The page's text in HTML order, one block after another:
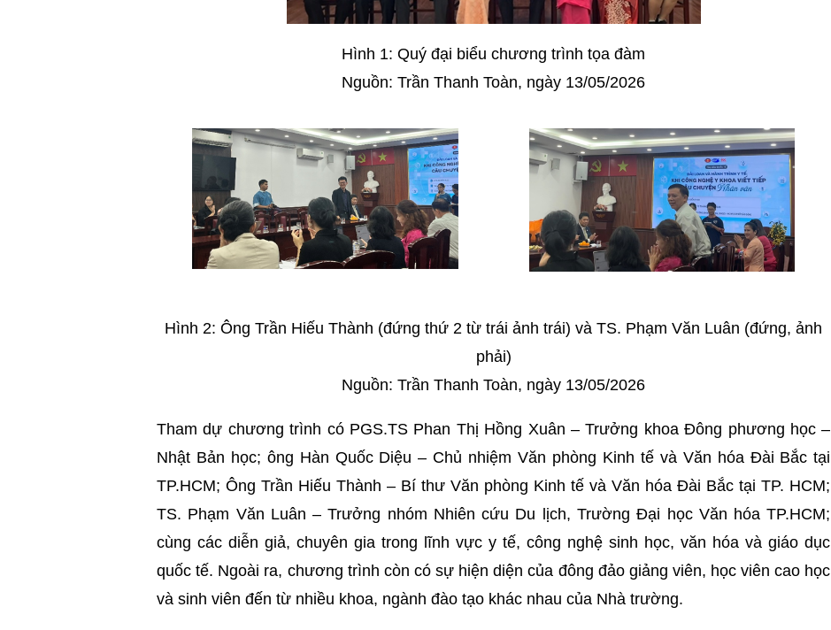
Hình 1: Quý đại biểu chương trình tọa đàm
Nguồn: Trần Thanh Toàn, ngày 13/05/2026
Hình 2: Ông Trần Hiếu Thành (đứng thứ 2 từ trái ảnh trái) và TS. Phạm Văn Luân (đứng, ảnh
phải)
Nguồn: Trần Thanh Toàn, ngày 13/05/2026
Tham dự chương trình có PGS.TS Phan Thị Hồng Xuân – Trưởng khoa Đông phương học –
Nhật Bản học; ông Hàn Quốc Diệu – Chủ nhiệm Văn phòng Kinh tế và Văn hóa Đài Bắc tại
TP.HCM; Ông Trần Hiếu Thành – Bí thư Văn phòng Kinh tế và Văn hóa Đài Bắc tại TP. HCM;
TS. Phạm Văn Luân – Trưởng nhóm Nhiên cứu Du lịch, Trường Đại học Văn hóa TP.HCM;
cùng các diễn giả, chuyên gia trong lĩnh vực y tế, công nghệ sinh học, văn hóa và giáo dục
quốc tế. Ngoài ra, chương trình còn có sự hiện diện của đông đảo giảng viên, học viên cao học
và sinh viên đến từ nhiều khoa, ngành đào tạo khác nhau của Nhà trường.